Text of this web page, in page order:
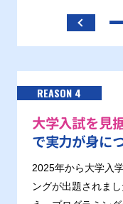
REASON 4
大学入試を見
で実力が身に
2025年から大学入
ングが出題されま